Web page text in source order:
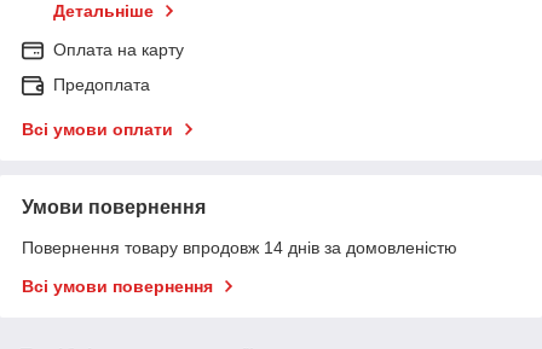
Детальніше
Оплата на карту
Предоплата
Всі умови оплати
Умови повернення
Повернення товару впродовж 14 днів за домовленістю
Всі умови повернення